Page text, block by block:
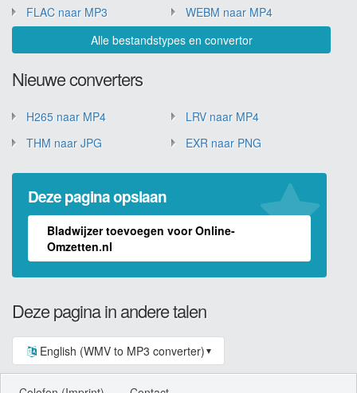
FLAC naar MP3
WEBM naar MP4
Alle bestandstypes en convertor
Nieuwe converters
H265 naar MP4
LRV naar MP4
THM naar JPG
EXR naar PNG
Deze pagina opslaan
Bladwijzer toevoegen voor Online-
Omzetten.nl
Deze pagina in andere talen
English (WMV to MP3 converter) ▼